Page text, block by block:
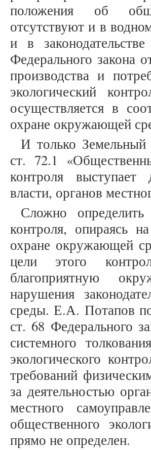
положения об
отсутствуют и в
и в
Федерального
производства и
экологический
осуществляется в
охране окружающей
И только Земельный
ст. 72.1
контроля выступает
власти, органов
Сложно определить
контроля, опираясь
охране окружающей
цели этого
благоприятную
нарушения
среды. Е.А. Потапов
ст. 68 Федерального
системного
экологического
требований
за деятельностью
местного
общественного
прямо не определен.